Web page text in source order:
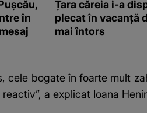
în
Țara căreia i-a
plecat în vacanță
mai întors
cele bogate în foarte mult
a explicat Ioana